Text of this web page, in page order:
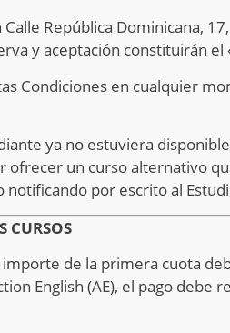
Calle República Dominicana,
y aceptación constituirán el
Condiciones en cualquier
ya no estuviera
un curso alternativo
notificando por escrito al
CURSOS
de la primera cuota
English (AE), el pago